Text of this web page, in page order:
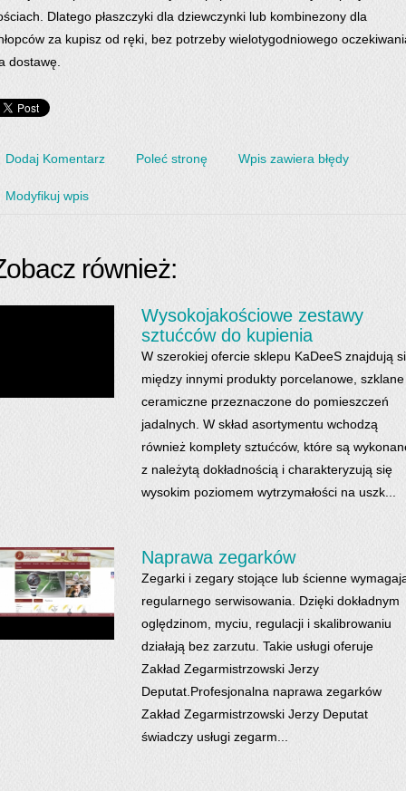
Dlatego płaszczyki dla dziewczynki lub kombinezony dla
za kupisz od ręki, bez potrzeby wielotygodniowego
dostawę.
Dodaj Komentarz Poleć stronę Wpis zawiera błędy
Modyfikuj wpis
również:
Wysokojakościowe zestawy
sztućców do kupienia
W szerokiej ofercie sklepu KaDeeS znajdują
między innymi produkty porcelanowe,
ceramiczne przeznaczone do pomieszczeń
jadalnych. W skład asortymentu wchodzą
również komplety sztućców, które są
z należytą dokładnością i charakteryzują się
wysokim poziomem wytrzymałości na uszk...
Naprawa zegarków
Zegarki i zegary stojące lub ścienne
regularnego serwisowania. Dzięki dokładnym
oględzinom, myciu, regulacji i skalibrowaniu
działają bez zarzutu. Takie usługi oferuje
Zakład Zegarmistrzowski Jerzy
Deputat.Profesjonalna naprawa zegarków
Zakład Zegarmistrzowski Jerzy Deputat
świadczy usługi zegarm...